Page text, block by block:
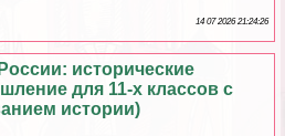
14 07 2026 21:24:26
исторические
для 11-х классов с
истории)